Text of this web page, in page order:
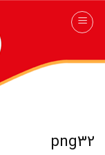
محتوا
png32